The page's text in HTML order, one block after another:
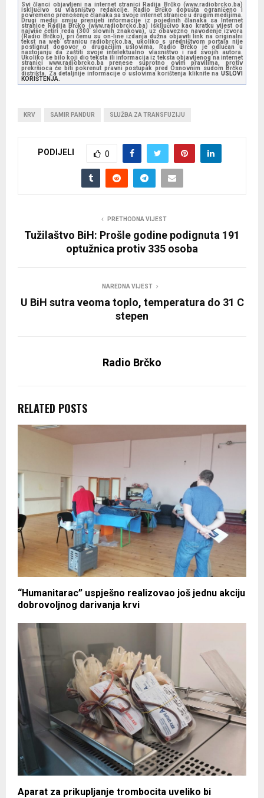
Svi članci objavljeni na internet stranici Radija Brčko (www.radiobrcko.ba)
isključivo su vlasništvo redakcije. Radio Brčko dopušta ograničeno i
povremeno prenošenje članaka sa svoje internet stranice u drugim medijima.
Drugi mediji smiju prenijeti informacije iz pojedinih članaka sa Internet
stranice Radija Brčko (www.radiobrcko.ba) isključivo kao kratku vijest od
najviše četiri reda (300 slovnih znakova), uz obavezno navođenje izvora
(Radio Brčko), pri čemu su on-line izdanja dužna objaviti link na originalni
tekst na web stranicu radiobrcko.ba, ukoliko s uredništvom portala nije
postignut dogovor o drugačijim uslovima. Radio Brčko je odlučan u
nastojanju da zaštiti svoje intelektualno vlasništvo i rad svojih autora.
Ukoliko se bilo koji dio teksta ili informacija iz teksta objavljenog na internet
stranici www.radiobrcko.ba prenese suprotno ovim pravilima, protiv
prekršioca će biti pokrenut pravni postupak pred Osnovnim sudom Brčko
distrikta. Za detaljnije informacije o uslovima korištenja kliknite na USLOVI
KORIŠTENJA.
KRV SAMIR PANDUR SLUŽBA ZA TRANSFUZIJU
PODIJELI 0
PRETHODNA VIJEST
Tužilaštvo BiH: Prošle godine podignuta 191
optužnica protiv 335 osoba
NAREDNA VIJEST
U BiH sutra veoma toplo, temperatura do 31 C
stepen
Radio Brčko
RELATED POSTS
“Humanitarac” uspješno realizovao još jednu akciju
dobrovoljnog darivanja krvi
Aparat za prikupljanje trombocita uveliko bi